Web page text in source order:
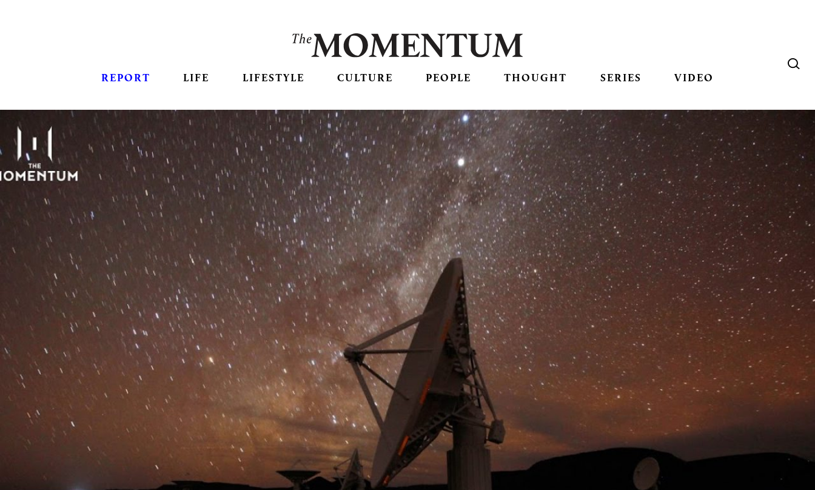
REPORT LIFE LIFESTYLE CULTURE PEOPLE THOUGHT SERIES VIDEO